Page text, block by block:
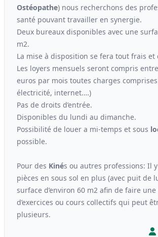
Ostéopathe) nous recherchons des
santé pouvant travailler en synergie.
Deux bureaux disponibles avec une
m2.
La mise à disposition se fera tout frais et
Les loyers mensuels seront compris
euros par mois toutes charges
électricité, internet.…)
Pas de droits d’entrée.
Disponibles du lundi au dimanche.
Possibilité de louer a mi-temps et sous
possible.
Pour des Kinés ou autres professions: Il
pièces en sous sol en plus (avec puit de
surface d’environ 60 m2 afin de faire une
d’exercices ou cours collectifs qui peut
plusieurs.